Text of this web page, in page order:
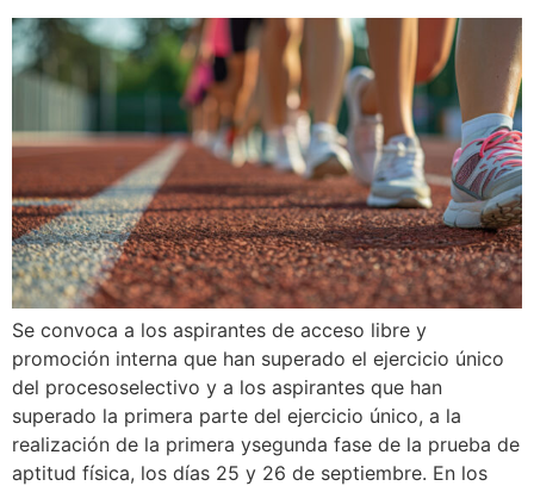
Se convoca a los aspirantes de acceso libre y
promoción interna que han superado el ejercicio único
del procesoselectivo y a los aspirantes que han
superado la primera parte del ejercicio único, a la
realización de la primera ysegunda fase de la prueba de
aptitud física, los días 25 y 26 de septiembre. En los